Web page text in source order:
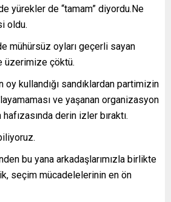
yürekler de “tamam” diyordu.Ne
oldu.
mühürsüz oyları geçerli sayan
üzerimize çöktü.
kullandığı sandıklardan partimizin
ve yaşanan organizasyon
derin izler bıraktı.
bu yana arkadaşlarımızla birlikte
seçim mücadelelerinin en ön